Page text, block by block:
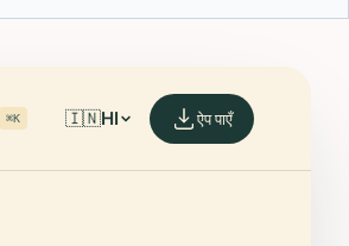
⌘K 🇮🇳HI ऐप पाएँ